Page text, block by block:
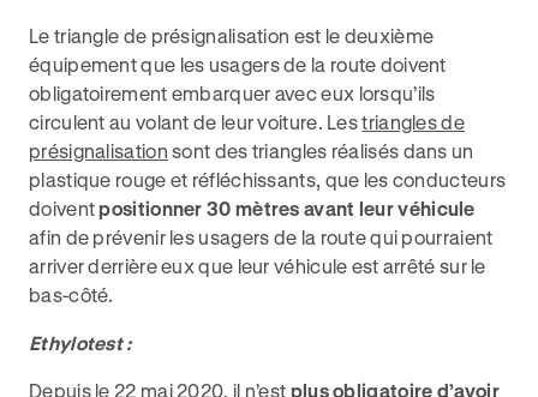
Le triangle de présignalisation est le deuxième
équipement que les usagers de la route doivent
obligatoirement embarquer avec eux lorsqu’ils
circulent au volant de leur voiture. Lestriangles de
présignalisation sont des triangles réalisés dans un
plastique rouge et réfléchissants, que les conducteurs
doiventpositionner 30 mètres avant leur véhicule
afin de prévenir les usagers de la route qui pourraient
arriver derrière eux que leur véhicule est arrêté sur le
bas-côté.
Ethylotest :
Depuis le 22 mai 2020, il n’est plus obligatoire d’avoir